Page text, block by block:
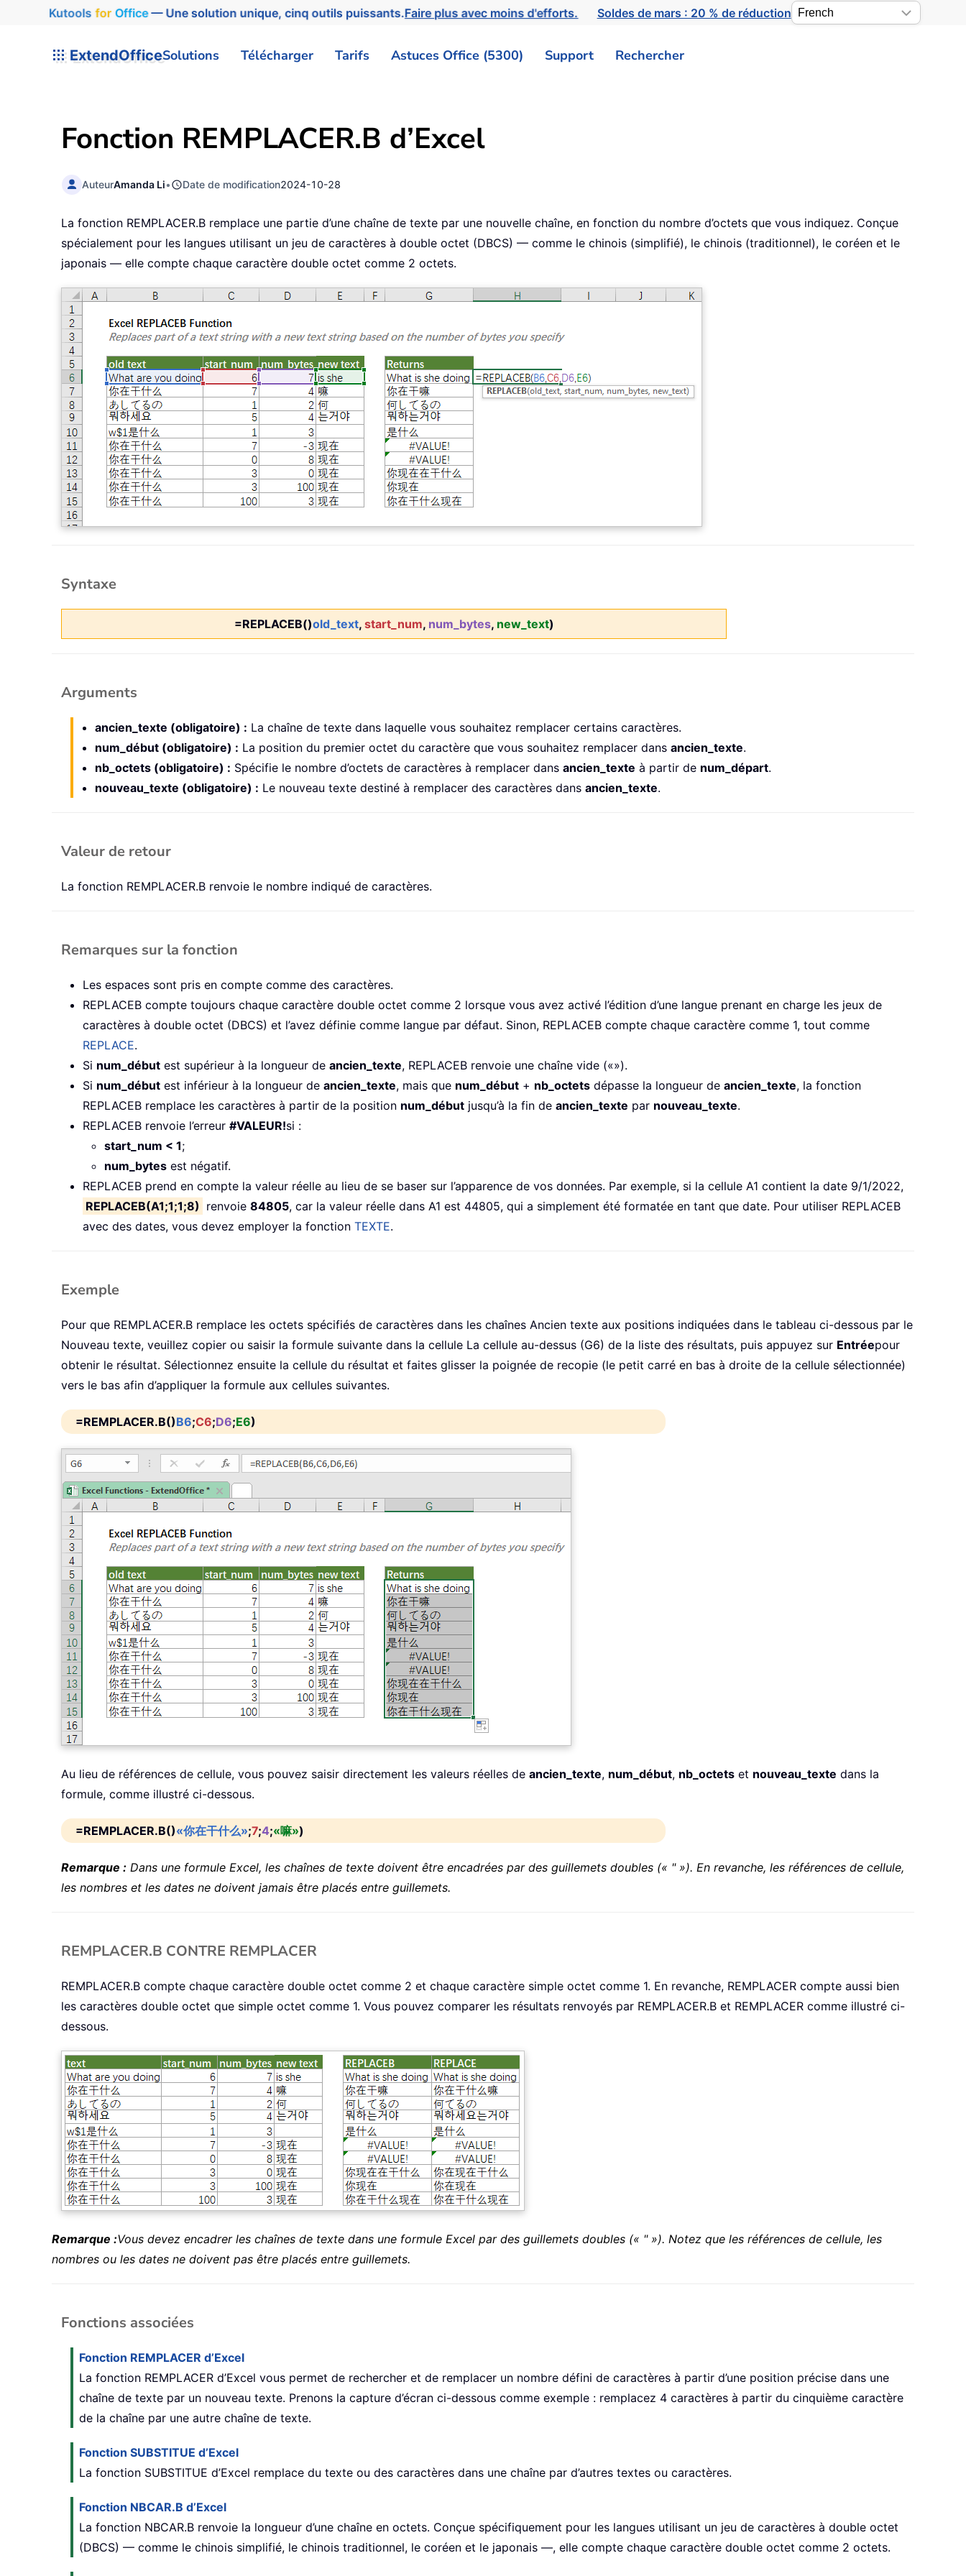
Kutools for Office— Une solution unique, cinq outils puissants.Faire plus avec moins d'efforts. Soldes de mars : 20 % de réduction
ExtendOfficeSolutions Télécharger Tarifs Astuces Office (5300) Support Rechercher
Fonction REMPLACER.B d’Excel
AuteurAmanda Li• Date de modification2024-10-28
La fonction REMPLACER.B remplace une partie d’une chaîne de texte par une nouvelle chaîne, en fonction du nombre d’octets que vous indiquez. Conçue
spécialement pour les langues utilisant un jeu de caractères à double octet (DBCS) — comme le chinois (simplifié), le chinois (traditionnel), le coréen et le
japonais — elle compte chaque caractère double octet comme 2 octets.
Syntaxe
=REPLACEB()old_text, start_num, num_bytes, new_text)
Arguments
ancien_texte (obligatoire) : La chaîne de texte dans laquelle vous souhaitez remplacer certains caractères.
num_début (obligatoire) : La position du premier octet du caractère que vous souhaitez remplacer dans ancien_texte.
nb_octets (obligatoire) : Spécifie le nombre d’octets de caractères à remplacer dans ancien_texte à partir de num_départ.
nouveau_texte (obligatoire) : Le nouveau texte destiné à remplacer des caractères dans ancien_texte.
Valeur de retour
La fonction REMPLACER.B renvoie le nombre indiqué de caractères.
Remarques sur la fonction
Les espaces sont pris en compte comme des caractères.
REPLACEB compte toujours chaque caractère double octet comme 2 lorsque vous avez activé l’édition d’une langue prenant en charge les jeux de
caractères à double octet (DBCS) et l’avez définie comme langue par défaut. Sinon, REPLACEB compte chaque caractère comme 1, tout comme
REPLACE.
Si num_début est supérieur à la longueur de ancien_texte, REPLACEB renvoie une chaîne vide («»).
Si num_début est inférieur à la longueur de ancien_texte, mais que num_début + nb_octets dépasse la longueur de ancien_texte, la fonction
REPLACEB remplace les caractères à partir de la position num_début jusqu’à la fin de ancien_texte par nouveau_texte.
REPLACEB renvoie l’erreur #VALEUR!si :
start_num < 1;
num_bytes est négatif.
REPLACEB prend en compte la valeur réelle au lieu de se baser sur l’apparence de vos données. Par exemple, si la cellule A1 contient la date 9/1/2022,
REPLACEB(A1;1;1;8) renvoie 84805, car la valeur réelle dans A1 est 44805, qui a simplement été formatée en tant que date. Pour utiliser REPLACEB
avec des dates, vous devez employer la fonction TEXTE.
Exemple
Pour que REMPLACER.B remplace les octets spécifiés de caractères dans les chaînes Ancien texte aux positions indiquées dans le tableau ci-dessous par le
Nouveau texte, veuillez copier ou saisir la formule suivante dans la cellule La cellule au-dessus (G6) de la liste des résultats, puis appuyez sur Entréepour
obtenir le résultat. Sélectionnez ensuite la cellule du résultat et faites glisser la poignée de recopie (le petit carré en bas à droite de la cellule sélectionnée)
vers le bas afin d’appliquer la formule aux cellules suivantes.
=REMPLACER.B()B6;C6;D6;E6)
Au lieu de références de cellule, vous pouvez saisir directement les valeurs réelles de ancien_texte, num_début, nb_octets et nouveau_texte dans la
formule, comme illustré ci-dessous.
=REMPLACER.B()«你在干什么»;7;4;«嘛»)
Remarque : Dans une formule Excel, les chaînes de texte doivent être encadrées par des guillemets doubles (« " »). En revanche, les références de cellule,
les nombres et les dates ne doivent jamais être placés entre guillemets.
REMPLACER.B CONTRE REMPLACER
REMPLACER.B compte chaque caractère double octet comme 2 et chaque caractère simple octet comme 1. En revanche, REMPLACER compte aussi bien
les caractères double octet que simple octet comme 1. Vous pouvez comparer les résultats renvoyés par REMPLACER.B et REMPLACER comme illustré ci-
dessous.
Remarque :Vous devez encadrer les chaînes de texte dans une formule Excel par des guillemets doubles (« " »). Notez que les références de cellule, les
nombres ou les dates ne doivent pas être placés entre guillemets.
Fonctions associées
Fonction REMPLACER d’Excel
La fonction REMPLACER d’Excel vous permet de rechercher et de remplacer un nombre défini de caractères à partir d’une position précise dans une
chaîne de texte par un nouveau texte. Prenons la capture d’écran ci-dessous comme exemple : remplacez 4 caractères à partir du cinquième caractère
de la chaîne par une autre chaîne de texte.
Fonction SUBSTITUE d’Excel
La fonction SUBSTITUE d’Excel remplace du texte ou des caractères dans une chaîne par d’autres textes ou caractères.
Fonction NBCAR.B d’Excel
La fonction NBCAR.B renvoie la longueur d’une chaîne en octets. Conçue spécifiquement pour les langues utilisant un jeu de caractères à double octet
(DBCS) — comme le chinois simplifié, le chinois traditionnel, le coréen et le japonais —, elle compte chaque caractère double octet comme 2 octets.